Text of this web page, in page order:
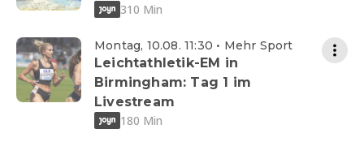
310 Min
Montag, 10.08. 11:30 • Mehr Sport
Leichtathletik-EM in
Birmingham: Tag 1 im
Livestream
180 Min